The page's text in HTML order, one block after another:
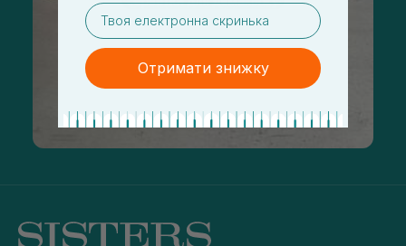
email
Отримати знижку